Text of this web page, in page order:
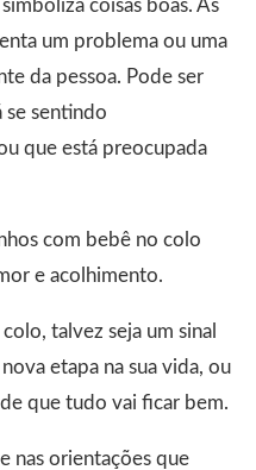
coisas boas. Às
um problema ou uma
da pessoa. Pode ser
se sentindo
que está preocupada
com bebê no colo
e acolhimento.
talvez seja um sinal
etapa na sua vida, ou
que tudo vai ficar bem.
nas orientações que